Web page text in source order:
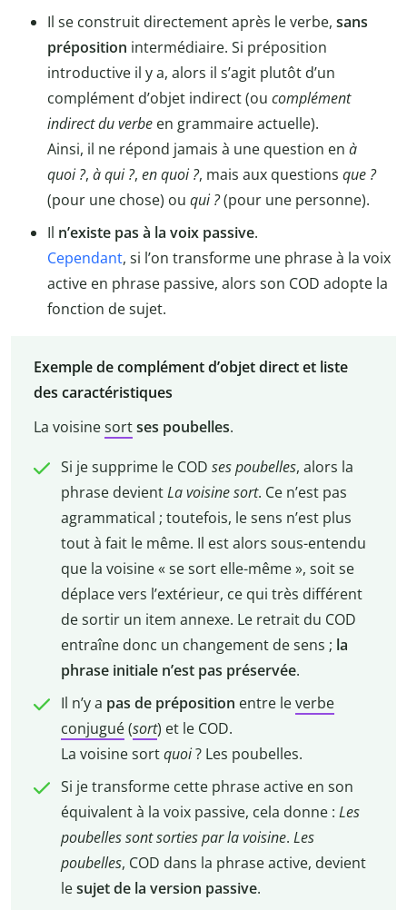
Il se construit directement après le verbe, sans
préposition intermédiaire. Si préposition
introductive il y a, alors il s’agit plutôt d’un
complément d’objet indirect (ou complément
indirect du verbe en grammaire actuelle).
Ainsi, il ne répond jamais à une question en à
quoi ?, à qui ?, en quoi ?, mais aux questions que ?
(pour une chose) ou qui ?(pour une personne).
Il n’existe pas à la voix passive.
Cependant, si l’on transforme une phrase à la voix
active en phrase passive, alors son COD adopte la
fonction de sujet.
Exemple de complément d’objet direct et liste
des caractéristiques
La voisinesortses poubelles.
Si je supprime le COD ses poubelles, alors la
phrase devientLa voisine sort. Ce n’est pas
agrammatical ; toutefois, le sens n’est plus
tout à fait le même. Il est alors sous-entendu
que la voisine « se sort elle-même », soit se
déplace vers l’extérieur, ce qui très différent
de sortir un item annexe. Le retrait du COD
entraîne donc un changement de sens ; la
phrase initiale n’est pas préservée.
Il n’y a pas de préposition entre leverbe
conjugué(sort) et le COD.
La voisine sortquoi? Les poubelles.
Si je transforme cette phrase active en son
équivalent à la voix passive, cela donne : Les
poubelles sont sorties par la voisine. Les
poubelles, COD dans la phrase active, devient
lesujet de la version passive.